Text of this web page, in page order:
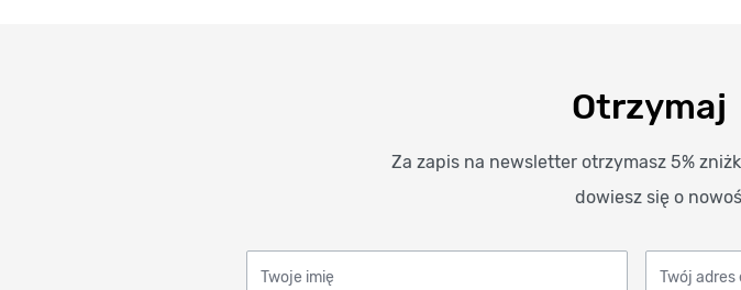
Otrzymaj
Za zapis na newsletter otrzymasz 5%
dowiesz się o